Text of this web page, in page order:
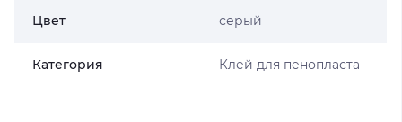
Цвет серый
Категория Клей для пенопласта